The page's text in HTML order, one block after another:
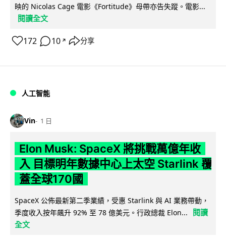
映的 Nicolas Cage 電影《Fortitude》母帶亦告失蹤。電影...
閱讀全文
172 10 ↗ 分享
人工智能
Vin 1 日
Elon Musk: SpaceX 將挑戰萬億年收
入 目標明年數據中心上太空 Starlink 覆
蓋全球170國
SpaceX 公佈最新第二季業績，受惠 Starlink 與 AI 業務帶動，
季度收入按年飆升 92% 至 78 億美元。行政總裁 Elon...
閱讀
全文